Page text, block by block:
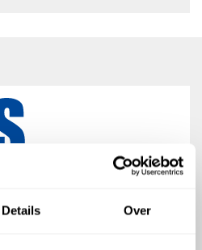
Details Over